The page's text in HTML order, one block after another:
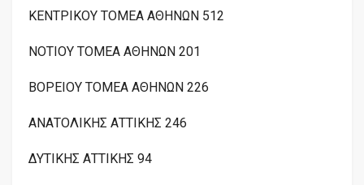
ΚΕΝΤΡΙΚΟΥ ΤΟΜΕΑ ΑΘΗΝΩΝ 512
ΝΟΤΙΟΥ ΤΟΜΕΑ ΑΘΗΝΩΝ 201
ΒΟΡΕΙΟΥ ΤΟΜΕΑ ΑΘΗΝΩΝ 226
ΑΝΑΤΟΛΙΚΗΣ ΑΤΤΙΚΗΣ 246
ΔΥΤΙΚΗΣ ΑΤΤΙΚΗΣ 94